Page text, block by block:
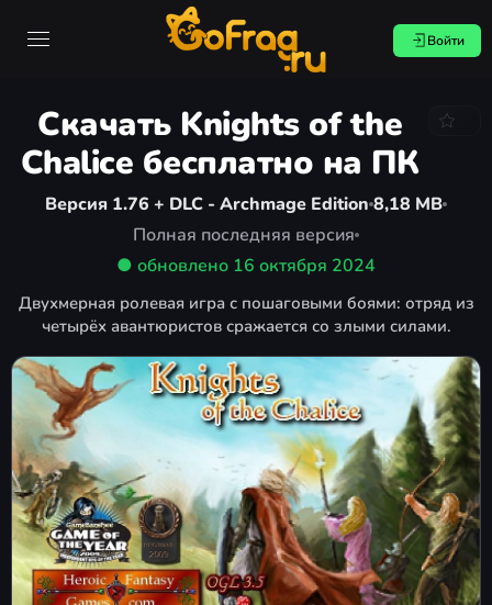
Войти
Скачать Knights of the
Chalice бесплатно на ПК
Версия 1.76 + DLC - Archmage Edition 8,18 MB
Полная последняя версия
● обновлено 16 октября 2024
Двухмерная ролевая игра с пошаговыми боями: отряд из
четырёх авантюристов сражается со злыми силами.